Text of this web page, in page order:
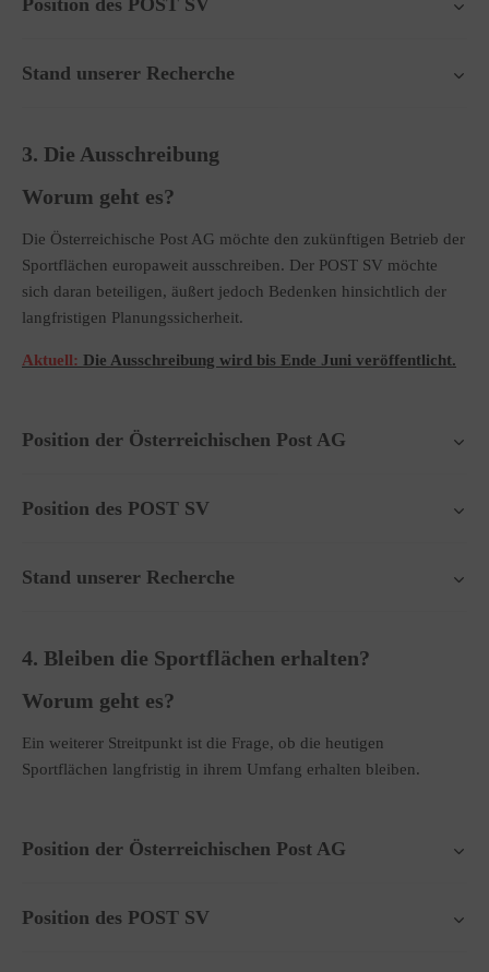
Position des POST SV
Stand unserer Recherche
3. Die Ausschreibung
Worum geht es?
Die Österreichische Post AG möchte den zukünftigen Betrieb der
Sportflächen europaweit ausschreiben. Der POST SV möchte
sich daran beteiligen, äußert jedoch Bedenken hinsichtlich der
langfristigen Planungssicherheit.
Aktuell: Die Ausschreibung wird bis Ende Juni veröffentlicht.
Position der Österreichischen Post AG
Position des POST SV
Stand unserer Recherche
4. Bleiben die Sportflächen erhalten?
Worum geht es?
Ein weiterer Streitpunkt ist die Frage, ob die heutigen
Sportflächen langfristig in ihrem Umfang erhalten bleiben.
Position der Österreichischen Post AG
Position des POST SV